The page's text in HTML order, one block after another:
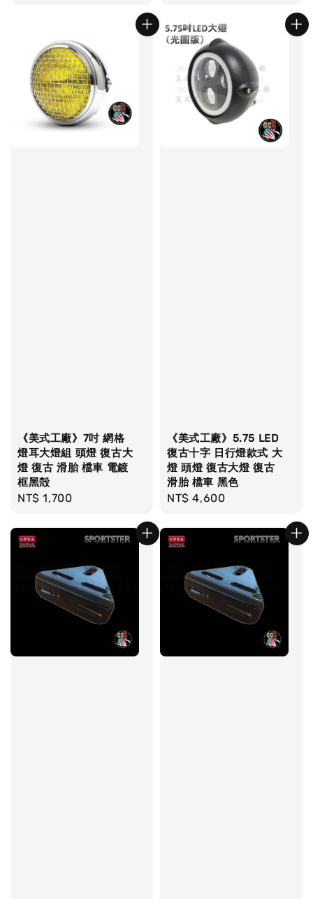
《美式工廠》7吋 網格
燈耳大燈組 頭燈 復古大
燈 復古 滑胎 檔車 電鍍
框黑殻
Regular
NT$ 1,700
《美式工廠》5.75 LED
復古十字 日行燈款式 大
燈 頭燈 復古大燈 復古
滑胎 檔車 黑色
Regular
NT$ 4,600